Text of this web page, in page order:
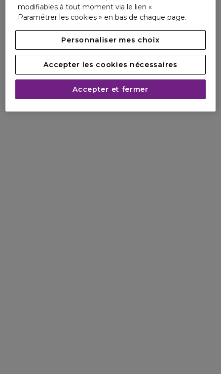
modifiables à tout moment via le lien «
Paramétrer les cookies » en bas de chaque page.
Personnaliser mes choix
Accepter les cookies nécessaires
Accepter et fermer